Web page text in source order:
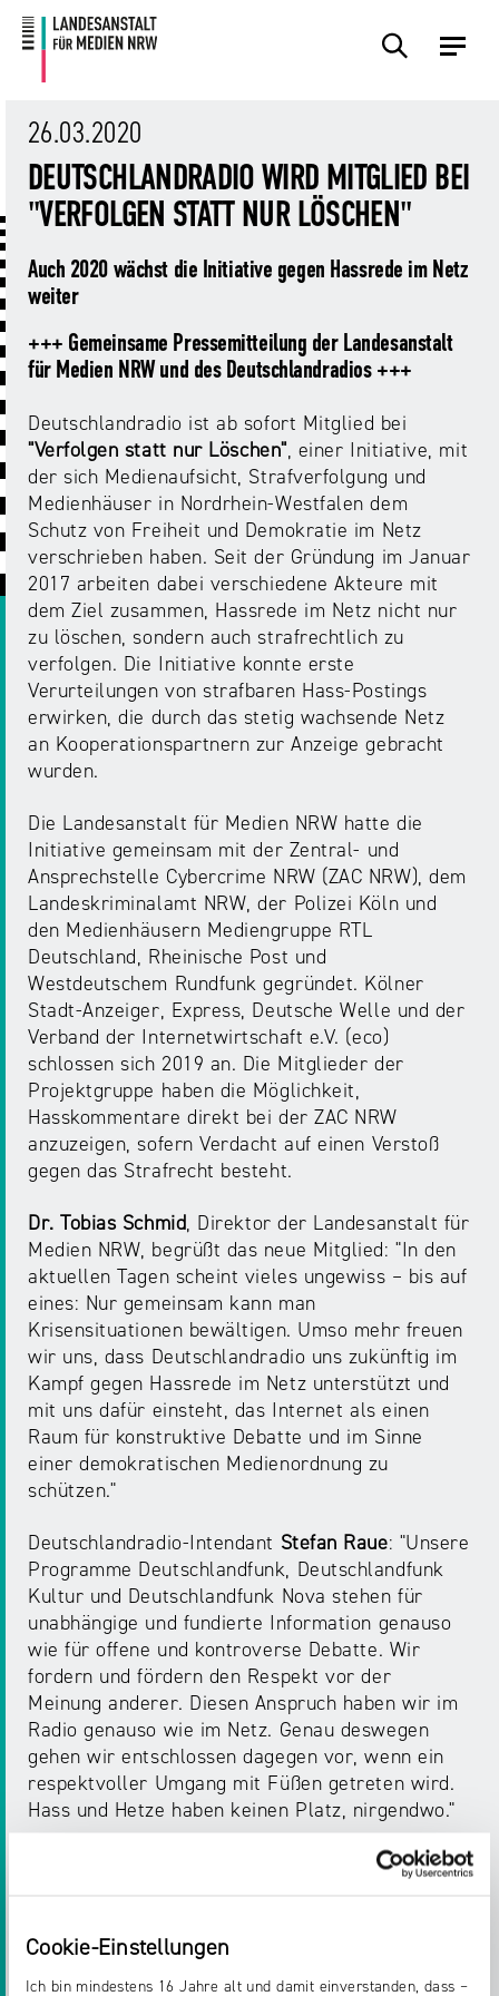
Cookie-Einstellungen
Ich bin mindestens 16 Jahre alt und damit einverstanden, dass –
Zum
Inhalt
Zur
Navigation
Themen
Übersicht
Hass
Sexting.
Missbrauch.
KI
in
der
Medienaufsicht
Intermediäre
Europa
in
der
Medienregulierung
Desinformation
Medienvielfalt
am
Standort
NRW
Werbung
Events
Übersicht
Audiopreis
Audio
NRW
Campusradio-
Preis
Growth
Day
Laut-
und-
Klar-
Festival
Medienkarriere
Medienscouts
Convention
Medienversammlung
Preis
für
mediale
Partizipation
Roadshow
Desinformation
Safer
Internet
Day
Elternabende
Service
Übersicht
Angebote
Angebote
Übersicht
Frage?
Wir
antworten!
Eltern
und
Internet-
ABC
#äsch-
Tecks
Juuuport
NRWision
Info-
Lehrmaterial
Forschung
Förderungen
und
Ausschreibungen
Datenschutzaufsicht
Über
Übersicht
Die
Landesanstalt
für
Medien
NRW
Aufsicht
Regulierung
Regulierung
Übersicht
und
Streaming
Plattformen
Übersicht
Für
Anbietende
von
Medienplattformen
und
Benutzeroberflächen
Rechtsgrundlagen
Berichte
Die
Die
Übersicht
Der
Vorsitzende
Kontakt
&
Anfahrt
Presse
Übersicht
Pressemitteilungen
Presseverteiler
Öffentliche
Download-
Bereich
26.03.2020
DEUTSCHLANDRADIO WIRD MITGLIED BEI
"VERFOLGEN STATT NUR LÖSCHEN"
Auch 2020 wächst die Initiative gegen Hassrede im Netz
weiter
+++ Gemeinsame Pressemitteilung der Landesanstalt
für Medien NRW und des Deutschlandradios +++
Deutschlandradio ist ab sofort Mitglied bei
"Verfolgen statt nur Löschen", einer Initiative, mit
der sich Medienaufsicht, Strafverfolgung und
Medienhäuser in Nordrhein-Westfalen dem
Schutz von Freiheit und Demokratie im Netz
verschrieben haben. Seit der Gründung im Januar
2017 arbeiten dabei verschiedene Akteure mit
dem Ziel zusammen, Hassrede im Netz nicht nur
zu löschen, sondern auch strafrechtlich zu
verfolgen. Die Initiative konnte erste
Verurteilungen von strafbaren Hass-Postings
erwirken, die durch das stetig wachsende Netz
an Kooperationspartnern zur Anzeige gebracht
wurden.
Die Landesanstalt für Medien NRW hatte die
Initiative gemeinsam mit der Zentral- und
Ansprechstelle Cybercrime NRW (ZAC NRW), dem
Landeskriminalamt NRW, der Polizei Köln und
den Medienhäusern Mediengruppe RTL
Deutschland, Rheinische Post und
Westdeutschem Rundfunk gegründet. Kölner
Stadt-Anzeiger, Express, Deutsche Welle und der
Verband der Internetwirtschaft e.V. (eco)
schlossen sich 2019 an. Die Mitglieder der
Projektgruppe haben die Möglichkeit,
Hasskommentare direkt bei der ZAC NRW
anzuzeigen, sofern Verdacht auf einen Verstoß
gegen das Strafrecht besteht.
Dr. Tobias Schmid, Direktor der Landesanstalt für
Medien NRW, begrüßt das neue Mitglied: "In den
aktuellen Tagen scheint vieles ungewiss – bis auf
eines: Nur gemeinsam kann man
Krisensituationen bewältigen. Umso mehr freuen
wir uns, dass Deutschlandradio uns zukünftig im
Kampf gegen Hassrede im Netz unterstützt und
mit uns dafür einsteht, das Internet als einen
Raum für konstruktive Debatte und im Sinne
einer demokratischen Medienordnung zu
schützen."
Deutschlandradio-Intendant Stefan Raue: "Unsere
Programme Deutschlandfunk, Deutschlandfunk
Kultur und Deutschlandfunk Nova stehen für
unabhängige und fundierte Information genauso
wie für offene und kontroverse Debatte. Wir
fordern und fördern den Respekt vor der
Meinung anderer. Diesen Anspruch haben wir im
Radio genauso wie im Netz. Genau deswegen
gehen wir entschlossen dagegen vor, wenn ein
respektvoller Umgang mit Füßen getreten wird.
Hass und Hetze haben keinen Platz, nirgendwo."
Wenn Sie im Internet auf Hasskommentare oder
Medien NRW wenden. Wir prüfen Ihre Meldung